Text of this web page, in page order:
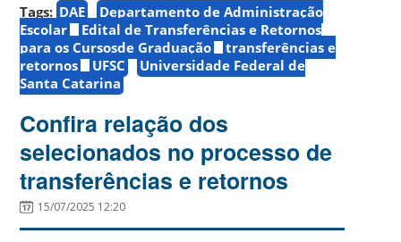
Tags: DAE
Departamento de Administração
Escolar
Edital de Transferências e Retornos
para os Cursosde Graduação
transferências e
retornos
UFSC
Universidade Federal de
Santa Catarina
Confira relação dos
selecionados no processo de
transferências e retornos
15/07/2025 12:20